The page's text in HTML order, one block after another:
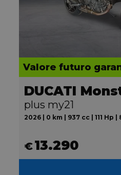
Valore futuro
DUCATI
plus my21
2026 | 0 km | 937 cc | 111 Hp |
€13.290